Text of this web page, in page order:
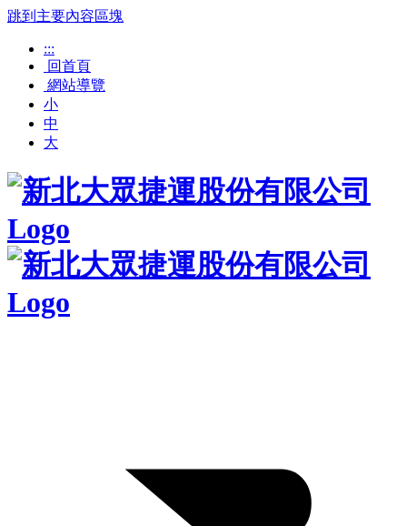
跳到主要內容區塊
:::
回首頁
網站導覽
小
中
大